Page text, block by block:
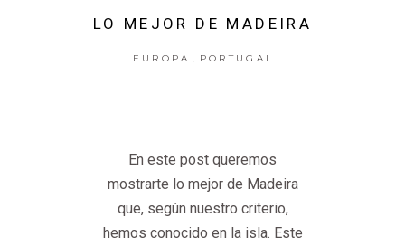
LO MEJOR DE MADEIRA
EUROPA PORTUGAL
En este post queremos
mostrarte lo mejor de Madeira
que, según nuestro criterio,
hemos conocido en la isla. Este